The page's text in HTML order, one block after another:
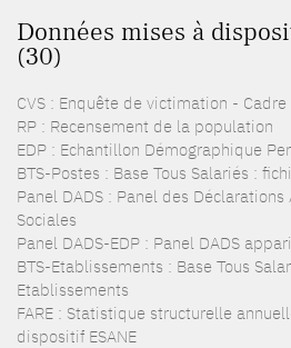
Données mises à
(30)
CVS : Enquête de victimation -
RP : Recensement de la population
EDP : Echantillon Démographique
BTS-Postes : Base Tous Salariés :
Panel DADS : Panel des
Sociales
Panel DADS-EDP : Panel DADS
BTS-Etablissements : Base Tous
Etablissements
FARE : Statistique structurelle
dispositif ESANE